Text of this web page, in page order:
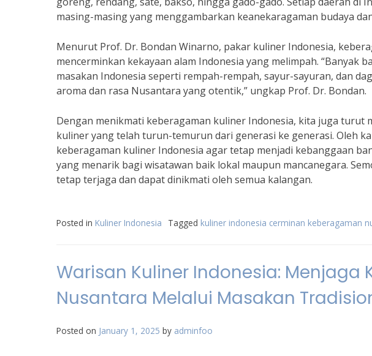
masing-masing yang menggambarkan keanekaragaman budaya
Menurut Prof. Dr. Bondan Winarno, pakar kuliner Indonesia,
mencerminkan kekayaan alam Indonesia yang melimpah. “Banyak
masakan Indonesia seperti rempah-rempah, sayur-sayuran, dan
aroma dan rasa Nusantara yang otentik,” ungkap Prof. Dr. Bondan.
Dengan menikmati keberagaman kuliner Indonesia, kita juga turut
kuliner yang telah turun-temurun dari generasi ke generasi. Oleh
keberagaman kuliner Indonesia agar tetap menjadi kebanggaan
yang menarik bagi wisatawan baik lokal maupun mancanegara.
tetap terjaga dan dapat dinikmati oleh semua kalangan.
Posted in Kuliner Indonesia Tagged kuliner indonesia cerminan keberagaman
Warisan Kuliner Indonesia: Menjaga
Nusantara Melalui Masakan
Posted on January 1, 2025 by adminfoo